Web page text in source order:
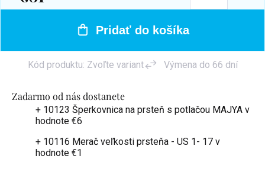
Zadarmo od nás dostanete
+ 10123 Šperkovnica na prsteň s potlačou MAJYA v
hodnote €6
+ 10116 Merač veľkosti prsteňa - US 1- 17 v
hodnote €1
Jednotková
Pridať do košíka
Kód produktu: Zvoľte variant Výmena do 66 dní